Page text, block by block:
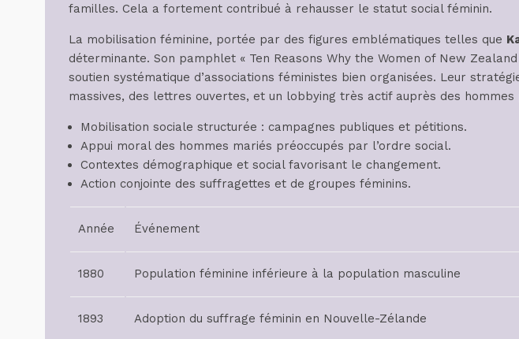
familles. Cela a fortement contribué à rehausser le statut social féminin.
La mobilisation féminine, portée par des figures emblématiques telles que
déterminante. Son pamphlet « Ten Reasons Why the Women of New
soutien systématique d’associations féministes bien organisées. Leur
massives, des lettres ouvertes, et un lobbying très actif auprès des hommes
Mobilisation sociale structurée : campagnes publiques et pétitions.
Appui moral des hommes mariés préoccupés par l’ordre social.
Contextes démographique et social favorisant le changement.
Action conjointe des suffragettes et de groupes féminins.
Année Événement
1880 Population féminine inférieure à la population masculine
1893 Adoption du suffrage féminin en Nouvelle-Zélande